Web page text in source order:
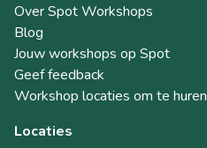
Over Spot Workshops
Blog
Jouw workshops op Spot
Geef feedback
Workshop locaties om te huren
Locaties